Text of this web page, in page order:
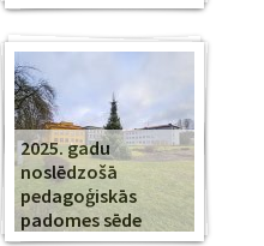
2025. gadu
noslēdzošā
pedagoģiskās
padomes sēde